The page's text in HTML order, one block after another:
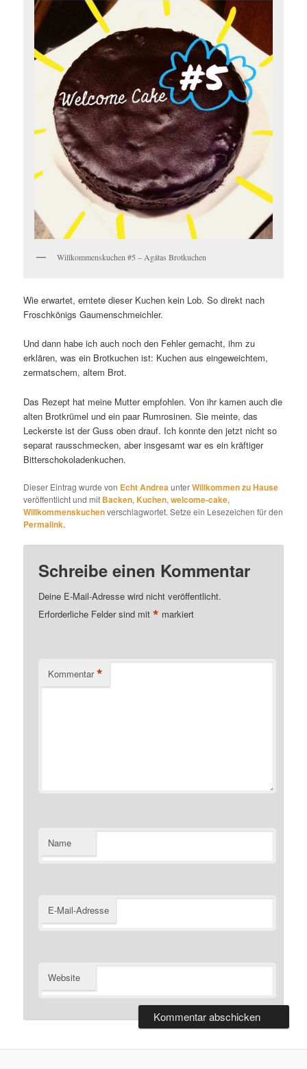
Willkommenskuchen #5 – Agátas Brotkuchen
Wie erwartet, erntete dieser Kuchen kein Lob. So direkt nach
Froschkönigs Gaumenschmeichler.
Und dann habe ich auch noch den Fehler gemacht, ihm zu
erklären, was ein Brotkuchen ist: Kuchen aus eingeweichtem,
zermatschem, altem Brot.
Das Rezept hat meine Mutter empfohlen. Von ihr kamen auch die
alten Brotkrümel und ein paar Rumrosinen. Sie meinte, das
Leckerste ist der Guss oben drauf. Ich konnte den jetzt nicht so
separat rausschmecken, aber insgesamt war es ein kräftiger
Bitterschokoladenkuchen.
Dieser Eintrag wurde von Echt AndreaunterWillkommen zu Hause
veröffentlicht und mit Backen,Kuchen,welcome-cake,
Willkommenskuchenverschlagwortet. Setze ein Lesezeichen für den
Permalink.
Schreibe einen Kommentar
Deine E-Mail-Adresse wird nicht veröffentlicht.
Erforderliche Felder sind mit* markiert
Kommentar *
Name
E-Mail-Adresse
Website